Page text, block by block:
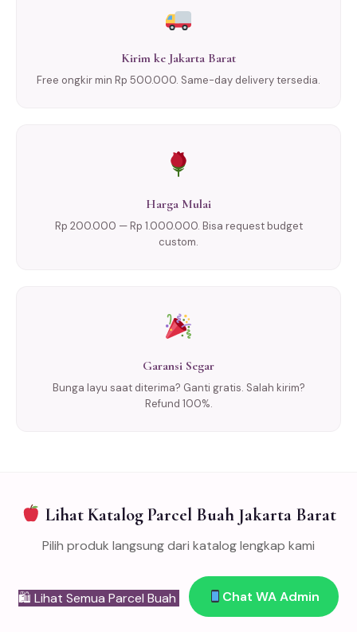
Kirim ke Jakarta Barat
Free ongkir min Rp 500.000. Same-day delivery tersedia.
Harga Mulai
Rp 200.000 — Rp 1.000.000. Bisa request budget
custom.
Garansi Segar
Bunga layu saat diterima? Ganti gratis. Salah kirim?
Refund 100%.
Lihat Katalog Parcel Buah Jakarta Barat
Pilih produk langsung dari katalog lengkap kami
🛍 Lihat Semua Parcel Buah Chat WA Admin